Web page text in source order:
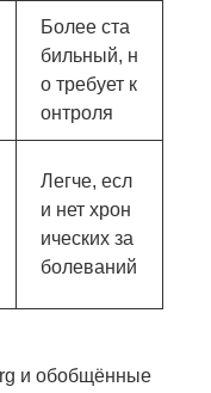
Более ста
бильный, н
о требует к
онтроля
Легче, есл
и нет хрон
ических за
болеваний
и обобщённые